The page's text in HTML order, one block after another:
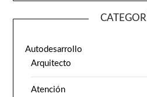
Autodesarrollo
Arquitecto
Atención